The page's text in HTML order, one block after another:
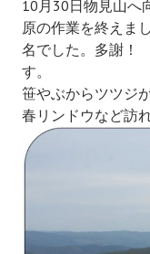
10月30日物見山へ
原の作業を終えま
名でした。多謝！
す。
笹やぶからツツジ
春リンドウなど訪